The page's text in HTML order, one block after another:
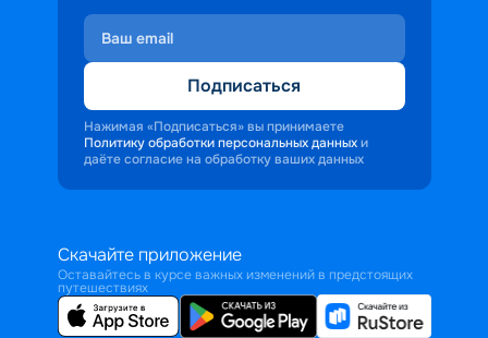
Подписаться
Нажимая «Подписаться» вы принимаете
Политику обработки персональных данных и
даёте согласие на обработку ваших данных
Скачайте приложение
Оставайтесь в курсе важных изменений в предстоящих
путешествиях